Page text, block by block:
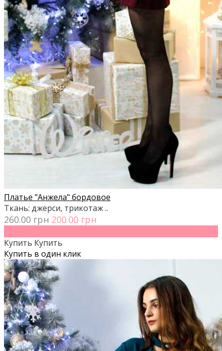
Платье "Анжела" бордовое
Ткань: джерси, трикотаж ..
260.00 грн 200.00 грн
Купить Купить
Купить в один клик